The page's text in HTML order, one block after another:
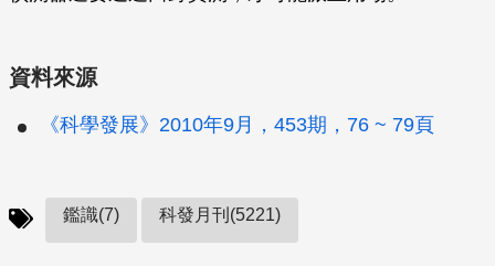
資料來源
《科學發展》2010年9月，453期，76 ~ 79頁
鑑識(7) 科發月刊(5221)